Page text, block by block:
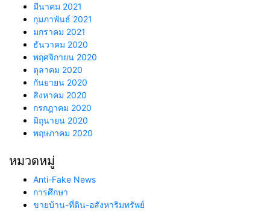
มีนาคม 2021
กุมภาพันธ์ 2021
มกราคม 2021
ธันวาคม 2020
พฤศจิกายน 2020
ตุลาคม 2020
กันยายน 2020
สิงหาคม 2020
กรกฎาคม 2020
มิถุนายน 2020
พฤษภาคม 2020
หมวดหมู่
Anti-Fake News
การศึกษา
ขายบ้าน-ที่ดิน-อสังหาริมทรัพย์